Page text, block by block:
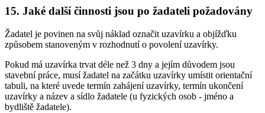
15. Jaké další činnosti jsou po žadateli požadovány
Žadatel je povinen na svůj náklad označit uzavírku a objížďku
způsobem stanoveným v rozhodnutí o povolení uzavírky.
Pokud má uzavírka trvat déle než 3 dny a jejím důvodem jsou
stavební práce, musí žadatel na začátku uzavírky umístit orientační
tabuli, na které uvede termín zahájení uzavírky, termín ukončení
uzavírky a název a sídlo žadatele (u fyzických osob - jméno a
bydliště žadatele).